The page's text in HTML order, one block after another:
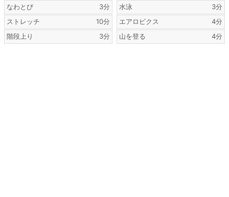
なわとび
3分
ストレッチ
10分
階段上り
3分
水泳
3分
エアロビクス
4分
山を登る
4分